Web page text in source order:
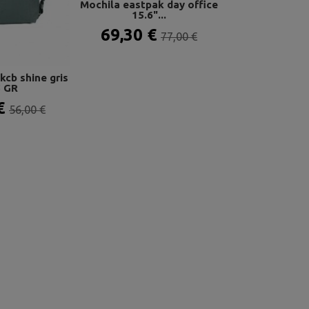
shine gris
56,00 €
Mochila eastpak day office
15.6"...
69,30 € 77,00 €